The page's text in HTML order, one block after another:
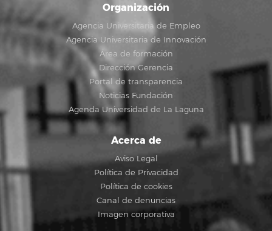
Organización
Agencia Universitaria de Empleo
Agencia Universitaria de Innovación
Área de formación
Dirección Gerencia
Portal de transparencia
Noticias Fundación
Agenda Universidad de La Laguna
Acerca de
Aviso Legal
Política de Privacidad
Política de cookies
Canal de denuncias
Imagen corporativa